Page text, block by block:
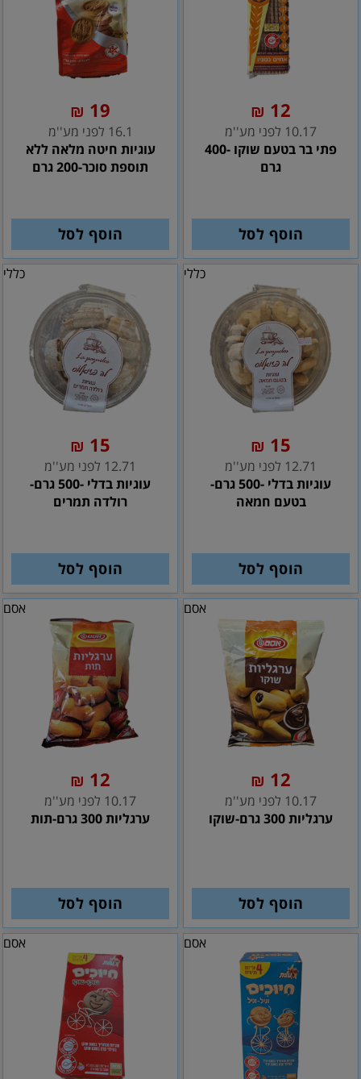
12
₪
10.17 לפני מע''מ
פתי בר בטעם שוקו -400
גרם
הוסף לסל
19
₪
16.1 לפני מע''מ
עוגיות חיטה מלאה ללא
תוספת סוכר-200 גרם
הוסף לסל
כללי
15
₪
12.71 לפני מע''מ
עוגיות בדלי -500 גרם-
בטעם חמאה
הוסף לסל
כללי
15
₪
12.71 לפני מע''מ
עוגיות בדלי -500 גרם-
רולדה תמרים
הוסף לסל
אסם
12
₪
10.17 לפני מע''מ
ערגליות 300 גרם-שוקו
הוסף לסל
אסם
12
₪
10.17 לפני מע''מ
ערגליות 300 גרם-תות
הוסף לסל
אסם אסם